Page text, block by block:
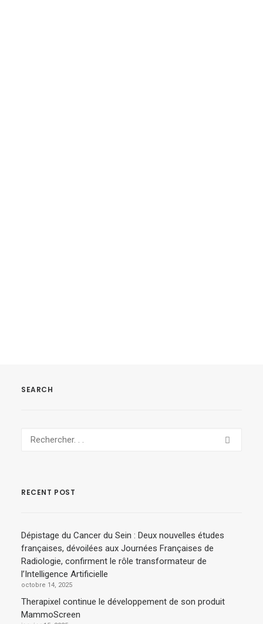
SEARCH
RECENT POST
Dépistage du Cancer du Sein : Deux nouvelles études
françaises, dévoilées aux Journées Françaises de
Radiologie, confirment le rôle transformateur de
l’Intelligence Artificielle
octobre 14, 2025
Therapixel continue le développement de son produit
MammoScreen